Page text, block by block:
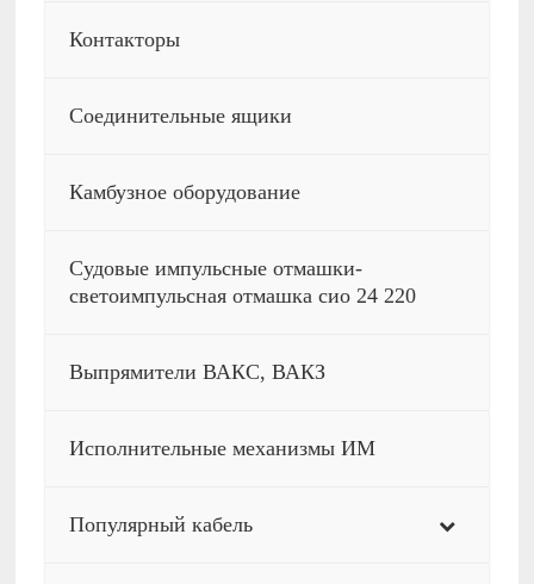
Контакторы
Соединительные ящики
Камбузное оборудование
Судовые импульсные отмашки-
светоимпульсная отмашка сио 24 220
Выпрямители ВАКС, ВАКЗ
Исполнительные механизмы ИМ
Популярный кабель